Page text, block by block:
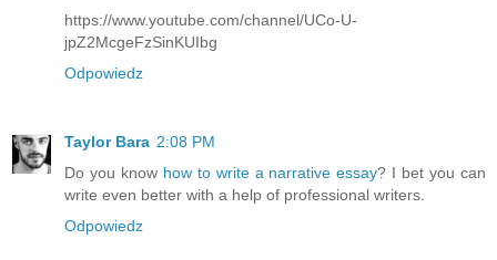
https://www.youtube.com/channel/UCo-U-
jpZ2McgeFzSinKUIbg
Odpowiedz
Taylor Bara 2:08 PM
Do you know how to write a narrative essay? I bet you can
write even better with a help of professional writers.
Odpowiedz